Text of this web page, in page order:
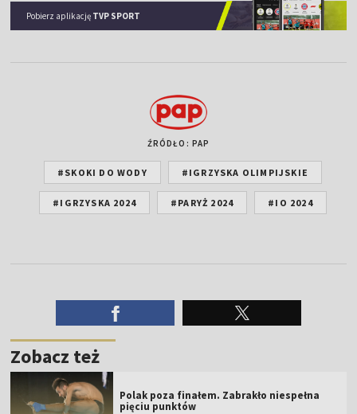
Pobierz aplikację TVP SPORT
ŹRÓDŁO: PAP
#SKOKI DO WODY #IGRZYSKA OLIMPIJSKIE
#IGRZYSKA 2024 #PARYŻ 2024 #IO 2024
Zobacz też
Polak poza finałem. Zabrakło niespełna
pięciu punktów